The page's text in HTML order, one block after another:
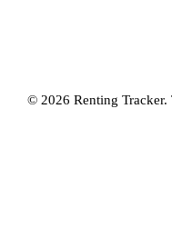
© 2026 Renting Tracker.